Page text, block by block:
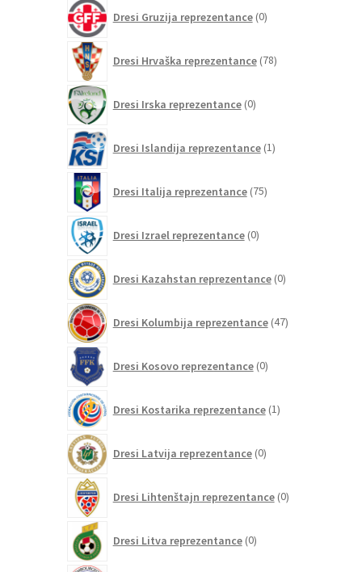
Dresi Gruzija reprezentance 0izdelkov
Dresi Hrvaška reprezentance 78izdelkov
Dresi Irska reprezentance 0izdelkov
Dresi Islandija reprezentance 1izdelek
Dresi Italija reprezentance 75izdelkov
Dresi Izrael reprezentance 0izdelkov
Dresi Kazahstan reprezentance 0izdelkov
Dresi Kolumbija reprezentance 47izdelkov
Dresi Kosovo reprezentance 0izdelkov
Dresi Kostarika reprezentance 1izdelek
Dresi Latvija reprezentance 0izdelkov
Dresi Lihtenštajn reprezentance 0izdelkov
Dresi Litva reprezentance 0izdelkov